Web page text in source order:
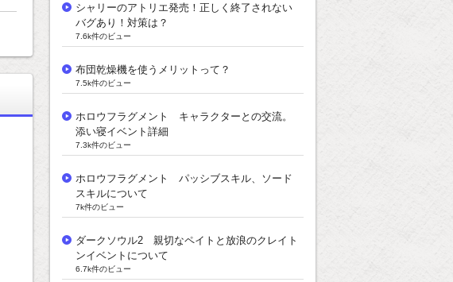
シャリーのアトリエ発売！正しく終了されない
バグあり！対策は？
7.6k件のビュー
布団乾燥機を使うメリットって？
7.5k件のビュー
ホロウフラグメント キャラクターとの交流。
添い寝イベント詳細
7.3k件のビュー
ホロウフラグメント パッシブスキル、ソード
スキルについて
7k件のビュー
ダークソウル2 親切なペイトと放浪のクレイト
ンイベントについて
6.7k件のビュー